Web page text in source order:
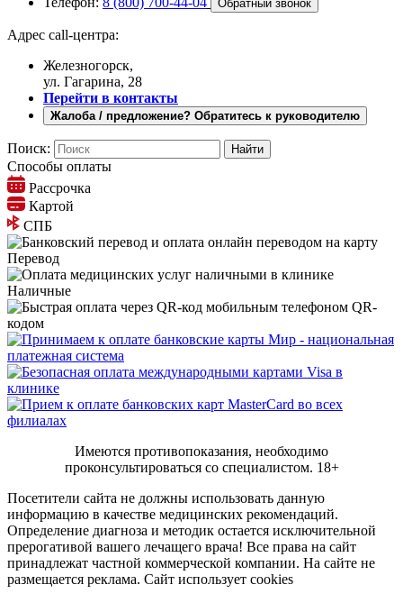
Обратный звонок
Адрес call-центра:
Железногорск,
ул. Гагарина, 28
Перейти в контакты
Жалоба / предложение? Обратитесь к руководителю
Поиск:
Способы оплаты
Рассрочка
Картой
СПБ
Перевод
Наличные
QR-
кодом
Имеются противопоказания, необходимо
проконсультироваться со специалистом. 18+
Посетители сайта не должны использовать данную
информацию в качестве медицинских рекомендаций.
Определение диагноза и методик остается исключительной
прерогативой вашего лечащего врача! Все права на сайт
принадлежат частной коммерческой компании. На сайте не
размещается реклама. Сайт использует cookies